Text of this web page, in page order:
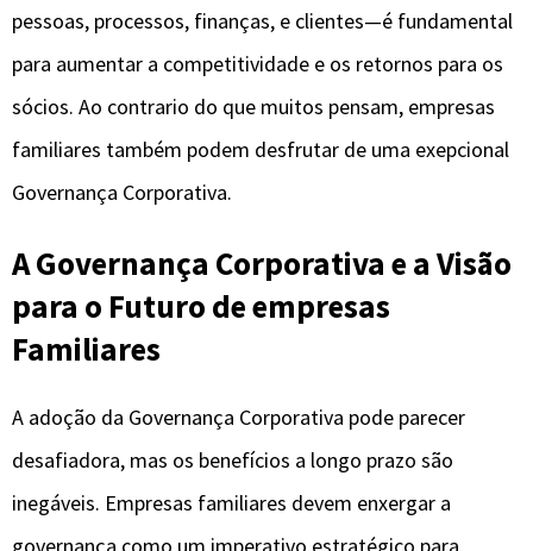
pessoas, processos, finanças, e clientes—é fundamental
para aumentar a competitividade e os retornos para os
sócios. Ao contrario do que muitos pensam, empresas
familiares também podem desfrutar de uma exepcional
Governança Corporativa.
A Governança Corporativa e a Visão
para o Futuro de empresas
Familiares
A adoção da Governança Corporativa pode parecer
desafiadora, mas os benefícios a longo prazo são
inegáveis. Empresas familiares devem enxergar a